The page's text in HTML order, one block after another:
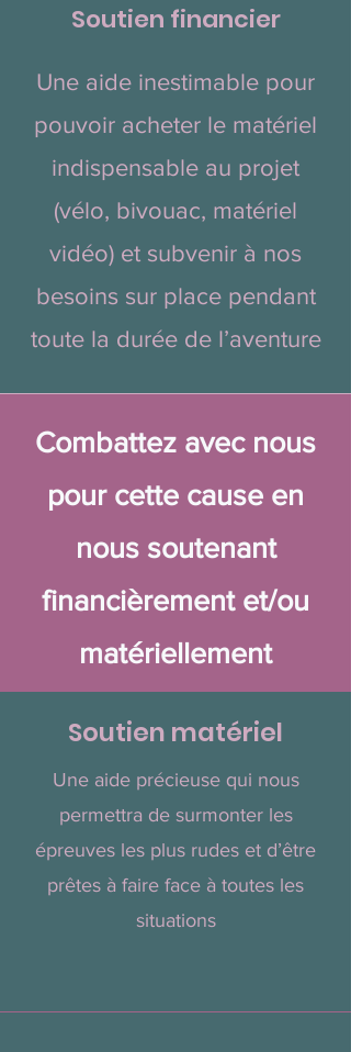
Soutien financier
Une aide inestimable pour
pouvoir acheter le matériel
indispensable au projet
(vélo, bivouac, matériel
vidéo) et subvenir à nos
besoins sur place pendant
toute la durée de l’aventure
Combattez avec nous
pour cette cause en
nous soutenant
financièrement et/ou
matériellement
Soutien matériel
Une aide précieuse qui nous
permettra de surmonter les
épreuves les plus rudes et d’être
prêtes à faire face à toutes les
situations